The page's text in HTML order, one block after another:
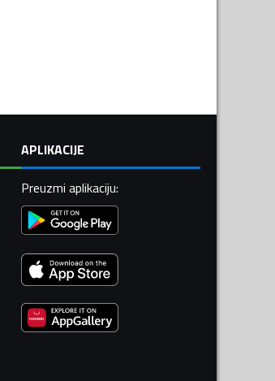
APLIKACIJE
Preuzmi aplikaciju: